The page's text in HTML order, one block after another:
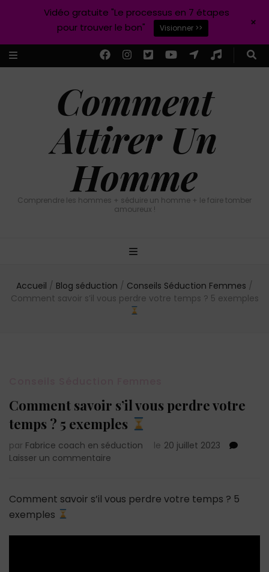
Comment
Attirer Un
Homme
Comprendre les hommes + séduire un homme + le faire tomber
amoureux !
Accueil / Blog séduction / Conseils Séduction Femmes /
Comment savoir s’il vous perdre votre temps ? 5 exemples
Comment savoir s’il vous perdre votre
temps ? 5 exemples
par Fabrice coach en séduction le 20 juillet 2023
Laisser un commentaire
s’il
vous
votre
Comment savoir s’il vous perdre votre temps ? 5
exemples
Vidéo gratuite "Le processus en 7 étapes
pour trouver le bon"
Visionner >> +